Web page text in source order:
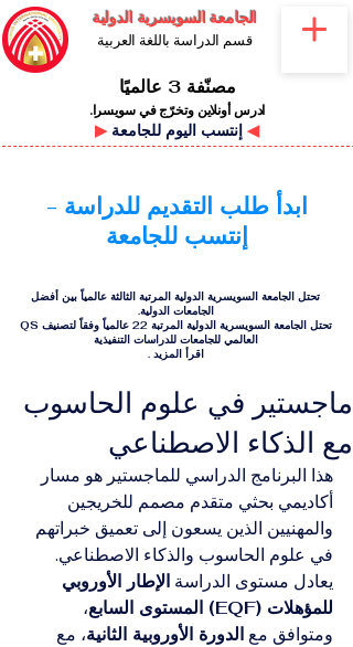
الجامعة السويسرية الدولية
قسم الدراسة باللغة العربية
مصنّفة 3 عالميًا
ادرس أونلاين وتخرّج في سويسرا.
▶ ◀
ابدأ طلب التقديم للدراسة -
إنتسب للجامعة
تحتل الجامعة السويسرية الدولية المرتبة الثالثة عالمياً بين أفضل
الجامعات الدولية.
تحتل الجامعة السويسرية الدولية المرتبة 22 عالمياً وفقاً لتصنيف QS
العالمي للجامعات للدراسات التنفيذية
اقرأ المزيد .
ماجستير في علوم الحاسوب
مع الذكاء الاصطناعي
هذا البرنامج الدراسي للماجستير هو مسار
أكاديمي بحثي متقدم مصمم للخريجين
والمهنيين الذين يسعون إلى تعميق خبراتهم
في علوم الحاسوب والذكاء الاصطناعي.
يعادل مستوى الدراسة الإطار الأوروبي
للمؤهلات (EQF) المستوى السابع
،
ومتوافق مع الدورة الأوروبية الثانية، مع